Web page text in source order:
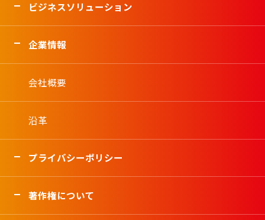
ビジネスソリューション
企業情報
会社概要
沿革
プライバシーポリシー
著作権について